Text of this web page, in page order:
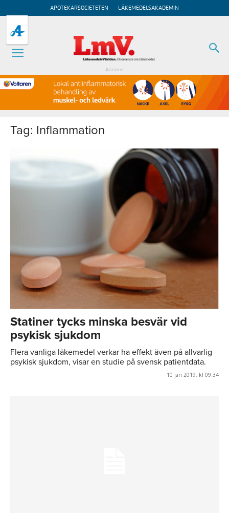
APOTEKARSOCIETETEN LÄKEMEDELSAKADEMIN
Annons
Tag: Inflammation
Statiner tycks minska besvär vid
psykisk sjukdom
Flera vanliga läkemedel verkar ha effekt även på allvarlig
psykisk sjukdom, visar en studie på svensk patientdata.
10 jan 2019, kl 09:34